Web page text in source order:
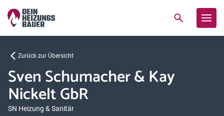
Zurück zur Übersicht
Sven Schumacher & Kay
Nickelt GbR
SN Heizung & Sanitär